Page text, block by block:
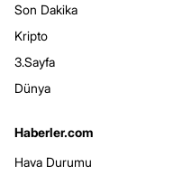
Son Dakika
Kripto
3.Sayfa
Dünya
Haberler.com
Hava Durumu